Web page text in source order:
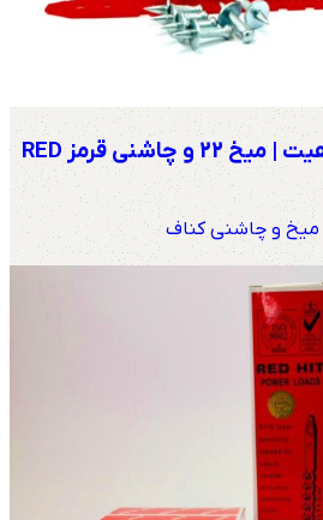
میخ و چاشنی آهن ردهیت | میخ 22 و چاشنی قرمز RED
میخ و چاشنی کناف